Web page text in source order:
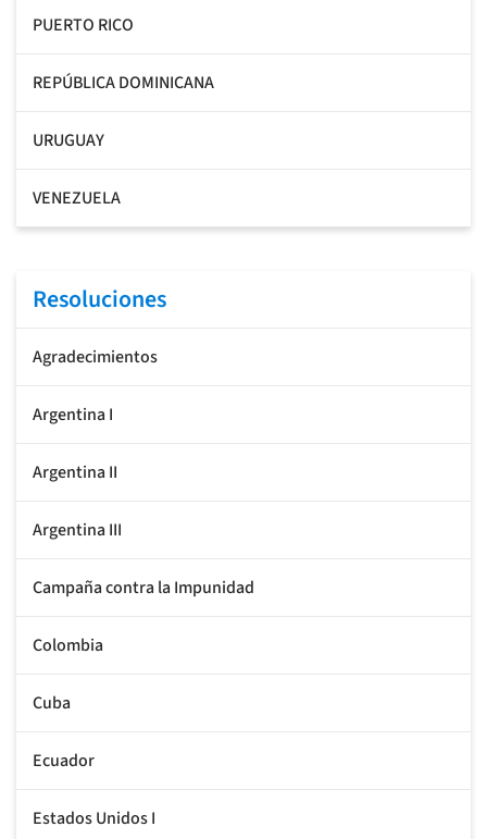
PUERTO RICO
REPÚBLICA DOMINICANA
URUGUAY
VENEZUELA
Resoluciones
Agradecimientos
Argentina I
Argentina II
Argentina III
Campaña contra la Impunidad
Colombia
Cuba
Ecuador
Estados Unidos I